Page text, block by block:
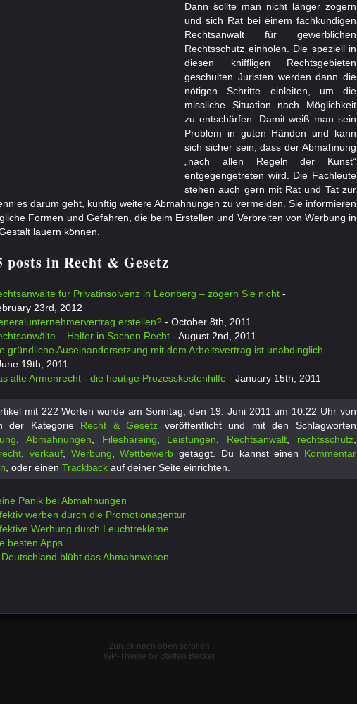
Dann sollte man nicht länger zögern
und sich Rat bei einem fachkundigen
Rechtsanwalt für gewerblichen
Rechtsschutz einholen. Die speziell in
diesen kniffligen Rechtsgebieten
geschulten Juristen werden dann die
nötigen Schritte einleiten, um die
missliche Situation nach Möglichkeit
zu entschärfen. Damit weiß man sein
Problem in guten Händen und kann
sich sicher sein, dass der Abmahnung
„nach allen Regeln der Kunst“
entgegengetreten wird. Die Fachleute
stehen auch gern mit Rat und Tat zur
es darum geht, künftig weitere Abmahnungen zu vermeiden. Sie informieren
Formen und Gefahren, die beim Erstellen und Verbreiten von Werbung in
lauern können.
posts in Recht & Gesetz
für Privatinsolvenz in Leonberg – zögern Sie nicht -
23rd, 2012
erstellen? - October 8th, 2011
– Helfer in Sachen Recht - August 2nd, 2011
gründliche Auseinandersetzung mit dem Arbeitsvertrag ist unabdinglich
19th, 2011
alte Armenrecht - die heutige Prozesskostenhilfe - January 15th, 2011
mit 222 Worten wurde am Sonntag, den 19. Juni 2011 um 10:22 Uhr von
der Kategorie Recht & Gesetz veröffentlicht und mit den Schlagworten
Abmahnungen Fileshareing Leistungen Rechtsanwalt rechtsschutz
verkauf, Werbung ,Wettbewerb getaggt. Du kannst einen Kommentar
, oder einen Trackback auf deiner Seite einrichten.
Panik bei Abmahnungen
werben durch die Promotionagentur
Werbung durch Leuchtreklame
besten Apps
Deutschland blüht das Abmahnwesen
Zurück nach oben scrollen
WP-Theme by Steffen Becker